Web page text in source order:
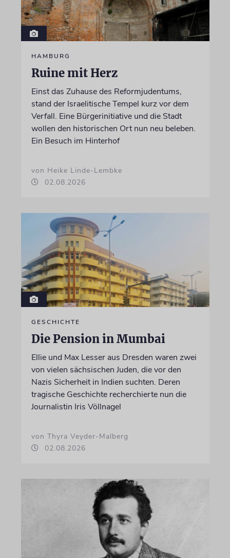
HAMBURG
Ruine mit Herz
Einst das Zuhause des Reformjudentums,
stand der Israelitische Tempel kurz vor dem
Verfall. Eine Bürgerinitiative und die Stadt
wollen den historischen Ort nun neu beleben.
Ein Besuch im Hinterhof
von Heike Linde-Lembke
02.08.2026
GESCHICHTE
Die Pension in Mumbai
Ellie und Max Lesser aus Dresden waren zwei
von vielen sächsischen Juden, die vor den
Nazis Sicherheit in Indien suchten. Deren
tragische Geschichte recherchierte nun die
Journalistin Iris Völlnagel
von Thyra Veyder-Malberg
02.08.2026